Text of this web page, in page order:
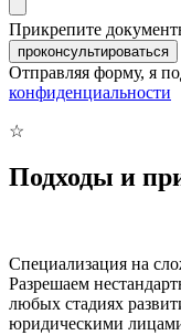
Прикрепите
проконсультироваться
Отправляя форму, я
конфиденциальности
☆
Подходы и
Cпециализация на
Разрешаем
любых стадиях
юридическими